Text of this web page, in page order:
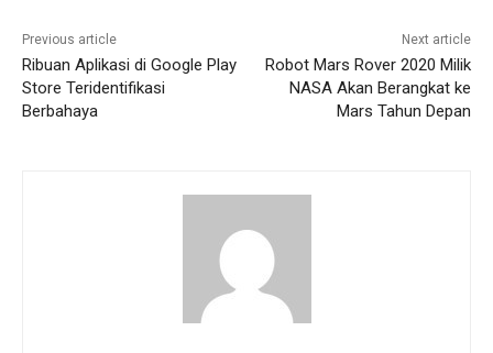
Previous article
Ribuan Aplikasi di Google Play
Store Teridentifikasi
Berbahaya
Next article
Robot Mars Rover 2020 Milik
NASA Akan Berangkat ke
Mars Tahun Depan